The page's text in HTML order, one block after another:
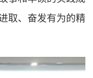
取、奋发有为的精